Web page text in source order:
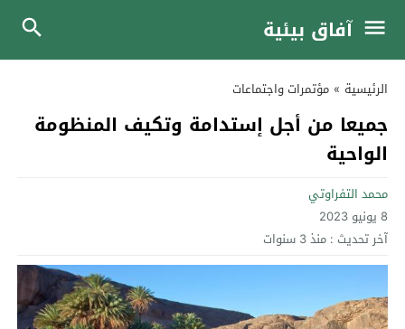
آفاق بيئية
الرئيسية » مؤتمرات واجتماعات
جميعا من أجل إستدامة وتكيف المنظومة
الواحية
محمد التفراوتي
8 يونيو 2023
آخر تحديث : منذ 3 سنوات